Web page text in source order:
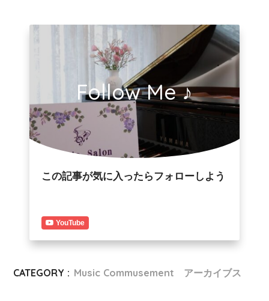
Follow Me ♪
この記事が気に入ったらフォローしよう
YouTube
CATEGORY : Music Commusement アーカイブス